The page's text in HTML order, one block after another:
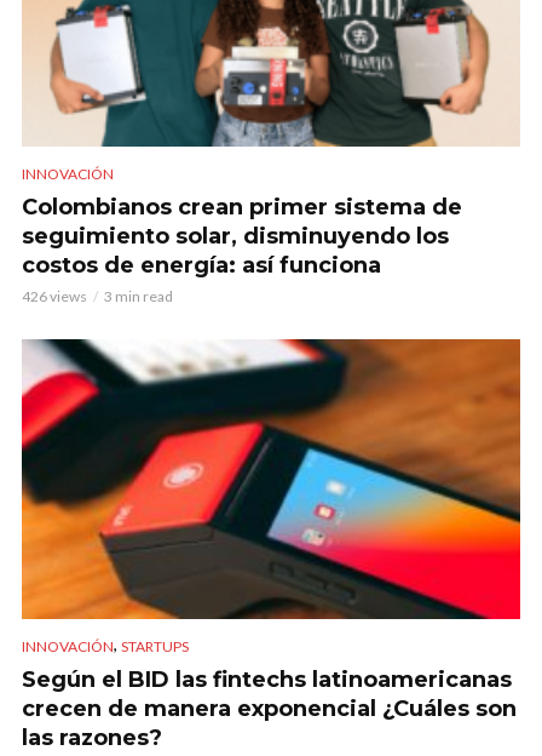
INNOVACIÓN
Colombianos crean primer sistema de
seguimiento solar, disminuyendo los
costos de energía: así funciona
426 views 3 min read
INNOVACIÓN, STARTUPS
Según el BID las fintechs latinoamericanas
crecen de manera exponencial ¿Cuáles son
las razones?